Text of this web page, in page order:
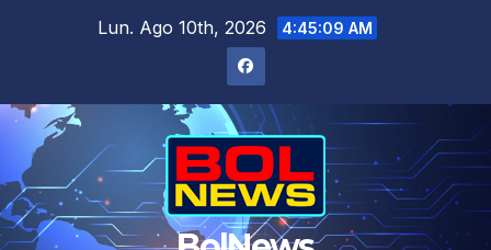
Lun. Ago 10th, 2026 4:45:10 AM